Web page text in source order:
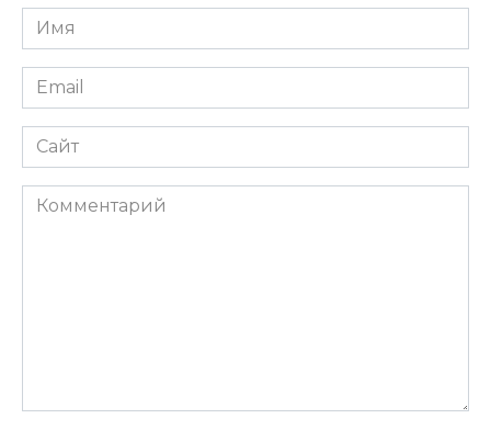
Имя
*
Email
*
Сайт
Комментарий